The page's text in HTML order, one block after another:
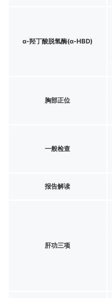
α-羟丁酸脱氢酶(α-HBD)
胸部正位
一般检查
报告解读
肝功三项